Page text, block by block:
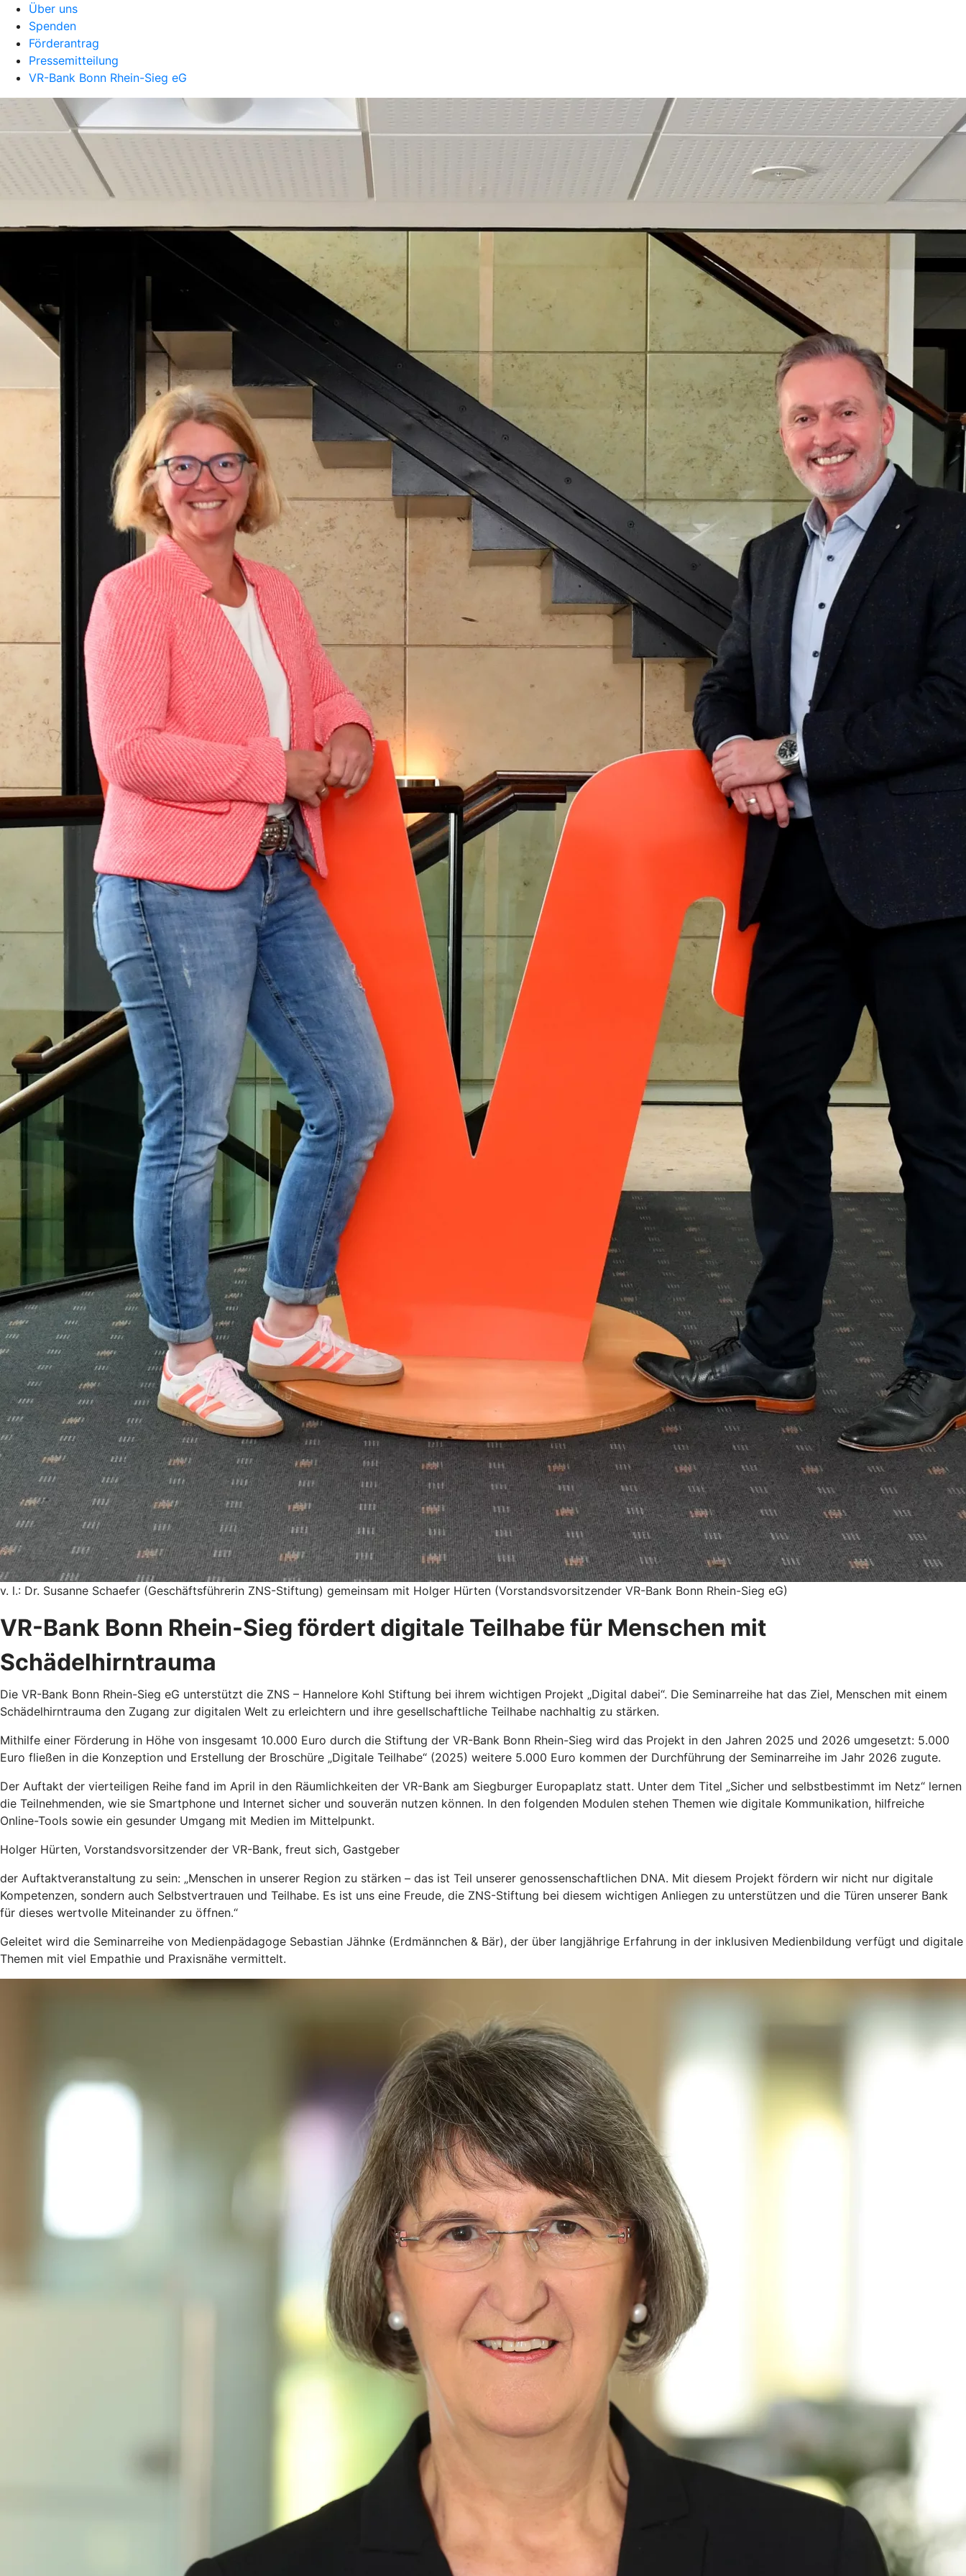
Über uns
Spenden
Förderantrag
Pressemitteilung
VR-Bank Bonn Rhein-Sieg eG
v. l.: Dr. Susanne Schaefer (Geschäftsführerin ZNS-Stiftung) gemeinsam mit Holger Hürten (Vorstandsvorsitzender VR-Bank Bonn Rhein-Sieg eG)
VR-Bank Bonn Rhein-Sieg fördert digitale Teilhabe für Menschen mit
Schädelhirntrauma
Die VR-Bank Bonn Rhein-Sieg eG unterstützt die ZNS – Hannelore Kohl Stiftung bei ihrem wichtigen Projekt „Digital dabei“. Die Seminarreihe hat das Ziel, Menschen mit einem
Schädelhirntrauma den Zugang zur digitalen Welt zu erleichtern und ihre gesellschaftliche Teilhabe nachhaltig zu stärken.
Mithilfe einer Förderung in Höhe von insgesamt 10.000 Euro durch die Stiftung der VR-Bank Bonn Rhein-Sieg wird das Projekt in den Jahren 2025 und 2026 umgesetzt: 5.000
Euro fließen in die Konzeption und Erstellung der Broschüre „Digitale Teilhabe“ (2025) weitere 5.000 Euro kommen der Durchführung der Seminarreihe im Jahr 2026 zugute.
Der Auftakt der vierteiligen Reihe fand im April in den Räumlichkeiten der VR-Bank am Siegburger Europaplatz statt. Unter dem Titel „Sicher und selbstbestimmt im Netz“ lernen
die Teilnehmenden, wie sie Smartphone und Internet sicher und souverän nutzen können. In den folgenden Modulen stehen Themen wie digitale Kommunikation, hilfreiche
Online-Tools sowie ein gesunder Umgang mit Medien im Mittelpunkt.
Holger Hürten, Vorstandsvorsitzender der VR-Bank, freut sich, Gastgeber
der Auftaktveranstaltung zu sein: „Menschen in unserer Region zu stärken – das ist Teil unserer genossenschaftlichen DNA. Mit diesem Projekt fördern wir nicht nur digitale
Kompetenzen, sondern auch Selbstvertrauen und Teilhabe. Es ist uns eine Freude, die ZNS-Stiftung bei diesem wichtigen Anliegen zu unterstützen und die Türen unserer Bank
für dieses wertvolle Miteinander zu öffnen.“
Geleitet wird die Seminarreihe von Medienpädagoge Sebastian Jähnke (Erdmännchen & Bär), der über langjährige Erfahrung in der inklusiven Medienbildung verfügt und digitale
Themen mit viel Empathie und Praxisnähe vermittelt.